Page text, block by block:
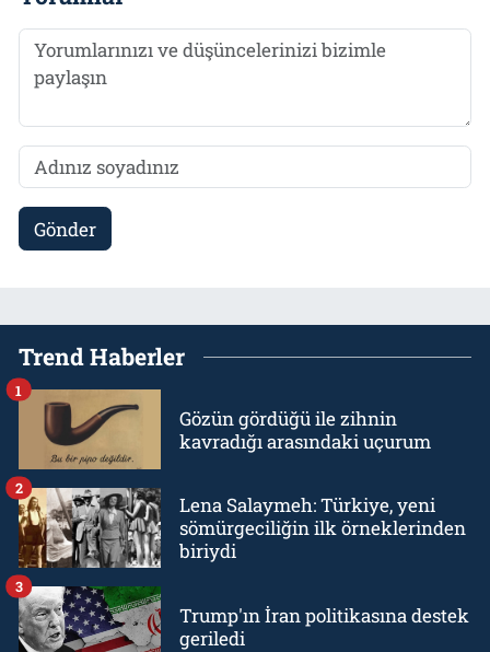
Gönder
Trend Haberler
Gözün gördüğü ile zihnin
kavradığı arasındaki uçurum
1
Lena Salaymeh: Türkiye, yeni
sömürgeciliğin ilk örneklerinden
biriydi
2
Trump'ın İran politikasına destek
geriledi
3